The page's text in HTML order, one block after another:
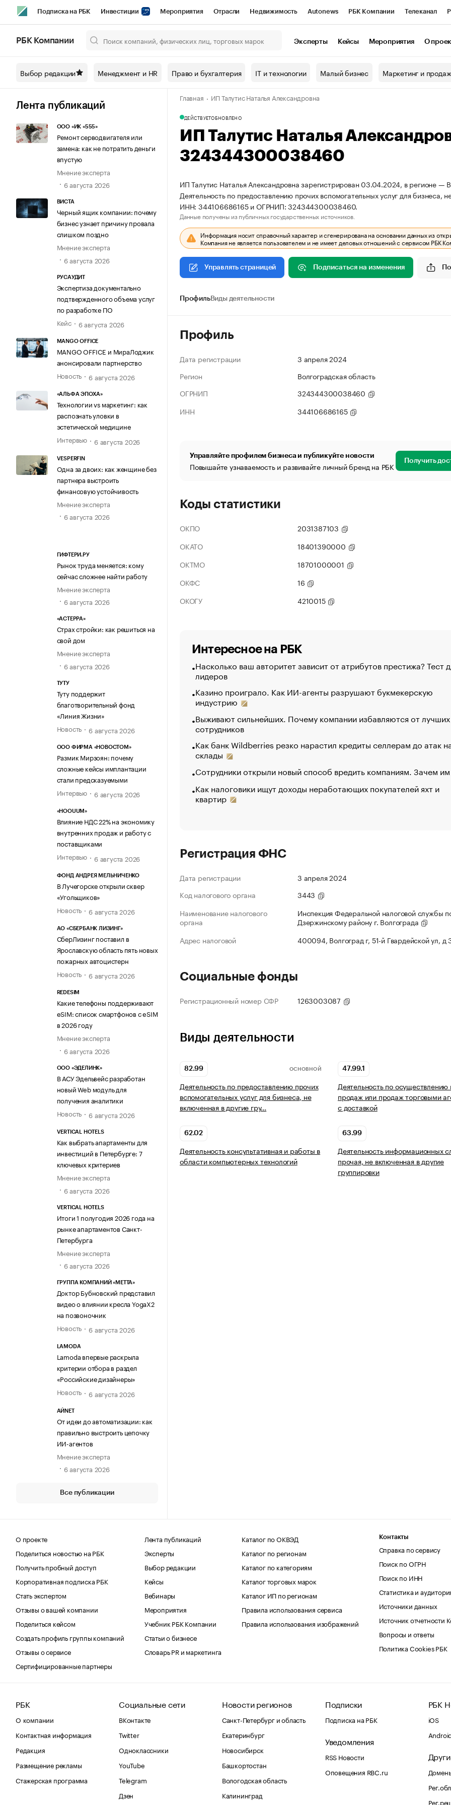
Подписка на РБК Инвестиции Мероприятия Отрасли Недвижимость Autonews РБК Компании Телеканал
Спецпроекты СПб Конференции СПб Спецпроекты Проверка контрагентов
Технологии и медиа Рынок наличной валюты
РБК Компании Эксперты Кейсы Мероприятия О
Выбор редакции Менеджмент и HR Право и бухгалтерия IT и технологии Малый бизнес Маркетинг и
Лента публикаций
ООО «ИК «555»
Ремонт серводвигателя или
замена: как не потратить деньги
впустую
Мнение эксперта
6 августа 2026
ВИСТА
Черный ящик компании: почему
бизнес узнает причину провала
слишком поздно
Мнение эксперта
6 августа 2026
РУСАУДИТ
Экспертиза документально
подтвержденного объема услуг
по разработке ПО
Кейс
6 августа 2026
MANGO OFFICE
MANGO OFFICE и МираЛоджик
анонсировали партнерство
Новость
6 августа 2026
«АЛЬФА ЭПОХА»
Технологии vs маркетинг: как
распознать уловки в
эстетической медицине
Интервью
6 августа 2026
VESPERFIN
Одна за двоих: как женщине без
партнера выстроить
финансовую устойчивость
Мнение эксперта
6 августа 2026
ГИФТЕРИ.РУ
Рынок труда меняется: кому
сейчас сложнее найти работу
Мнение эксперта
6 августа 2026
«АСТЕРРА»
Страх стройки: как решиться на
свой дом
Мнение эксперта
6 августа 2026
ТУТУ
Туту поддержит
благотворительный фонд
«Линия Жизни»
Новость
6 августа 2026
ООО ФИРМА «НОВОСТОМ»
Размик Мирзоян: почему
сложные кейсы имплантации
стали предсказуемыми
Интервью
6 августа 2026
«HOOUUM»
Влияние НДС 22% на экономику
внутренних продаж и работу с
поставщиками
Интервью
6 августа 2026
ФОНД АНДРЕЯ МЕЛЬНИЧЕНКО
В Лучегорске открыли сквер
«Угольщиков»
Новость
6 августа 2026
АО «СБЕРБАНК ЛИЗИНГ»
СберЛизинг поставил в
Ярославскую область пять новых
пожарных автоцистерн
Новость
6 августа 2026
REDESIM
Какие телефоны поддерживают
eSIM: список смартфонов с eSIM
в 2026 году
Мнение эксперта
6 августа 2026
ООО «ЭДЕЛИНК»
В АСУ Эдельвейс разработан
новый Web модуль для
получения аналитики
Новость
6 августа 2026
VERTICAL HOTELS
Как выбрать апартаменты для
инвестиций в Петербурге: 7
ключевых критериев
Мнение эксперта
6 августа 2026
VERTICAL HOTELS
Итоги 1 полугодия 2026 года на
рынке апартаментов Санкт-
Петербурга
Мнение эксперта
6 августа 2026
ГРУППА КОМПАНИЙ «МЕТТА»
Доктор Бубновский представил
видео о влиянии кресла YogaX2
на позвоночник
Новость
6 августа 2026
LAMODA
Lamoda впервые раскрыла
критерии отбора в раздел
«Российские дизайнеры»
Новость
6 августа 2026
АЙNET
От идеи до автоматизации: как
правильно выстроить цепочку
ИИ-агентов
Мнение эксперта
6 августа 2026
Все публикации
Главная ИП Талутис Наталья Александровна
ДЕЙСТВУЕТОБНОВЛЕНО
ИП Талутис Наталья
324344300038460
ИП Талутис Наталья Александровна зарегистрирован 03.04.2024, в регионе —
Деятельность по предоставлению прочих вспомогательных услуг для бизнеса,
ИНН: 344106686165 и ОГРНИП: 324344300038460.
Данные получены из публичных государственных источников.
Информация носит справочный характер и сгенерирована на основании данных из
Компания не является пользователем и не имеет деловых отношений с сервисом РБК
Управлять страницей Подписаться на изменения
ПрофильВиды деятельности
Профиль
Дата регистрации
3 апреля 2024
Регион
Волгоградская область
ОГРНИП
324344300038460
ИНН
344106686165
Управляйте профилем бизнеса и публикуйте новости
Повышайте узнаваемость и развивайте личный бренд на РБК Получить
Коды статистики
ОКПО
2031387103
ОКАТО
18401390000
ОКТМО
18701000001
ОКФС
16
ОКОГУ
4210015
Интересное на РБК
Насколько ваш авторитет зависит от атрибутов престижа? Тест
лидеров
Казино проиграло. Как ИИ-агенты разрушают букмекерскую
индустрию
Выживают сильнейших. Почему компании избавляются от лучших
сотрудников
Как банк Wildberries резко нарастил кредиты селлерам до атак
склады
Сотрудники открыли новый способ вредить компаниям. Зачем
Как налоговики ищут доходы неработающих покупателей яхт и
квартир
Регистрация ФНС
Дата регистрации
3 апреля 2024
Код налогового органа
3443
Наименование налогового
органа
Инспекция Федеральной налоговой службы
Дзержинскому району г. Волгограда
Адрес налоговой
400094, Волгоград г, 51-й Гвардейской ул, д
Социальные фонды
Регистрационный номер СФР 1263003087
Виды деятельности
82.99 ОСНОВНОЙ
Деятельность по предоставлению прочих
вспомогательных услуг для бизнеса, не
включенная в другие гру…
47.99.1
Деятельность по
продаж или продаж торговыми
с доставкой
62.02
Деятельность консультативная и работы в
области компьютерных технологий
63.99
Деятельность информационных
прочая, не включенная в другие
группировки
О проекте
Поделиться новостью на РБК
Получить пробный доступ
Корпоративная подписка РБК
Стать экспертом
Отзывы о вашей компании
Поделиться кейсом
Создать профиль группы компаний
Отзывы о сервисе
Сертифицированные партнеры
Лента публикаций
Эксперты
Выбор редакции
Кейсы
Вебинары
Мероприятия
Учебник РБК Компании
Статьи о бизнесе
Словарь PR и маркетинга
Каталог по ОКВЭД
Каталог по регионам
Каталог по категориям
Каталог торговых марок
Каталог ИП по регионам
Правила использования сервиса
Правила использования изображений
Контакты
Справка по сервису
Поиск по ОГРН
Поиск по ИНН
Статистика и
Источники данных
Источник отчетности
Вопросы и ответы
Политика Cookies РБК
РБК
О компании
Контактная информация
Редакция
Размещение рекламы
Стажерская программа
Социальные сети
ВКонтакте
Twitter
Одноклассники
YouTube
Telegram
Дзен
Новости регионов
Санкт-Петербург и область
Екатеринбург
Новосибирск
Башкортостан
Вологодская область
Калининград
Подписки
Подписка на РБК
Уведомления
RSS Новости
Оповещения RBC.ru
РБК
iOS